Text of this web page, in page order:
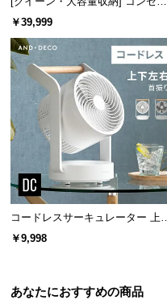
o.,
ト機能付きベッド 収納左右組み換
￥39,999
コードレスサーキュレーター 上下
左右首振り 持ち手付き
￥9,998
あなたにおすすめの商品